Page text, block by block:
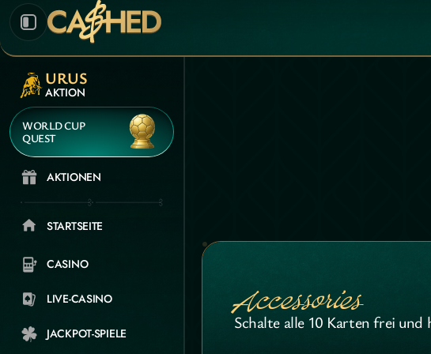
URUS
AKTION
WORLD CUP
QUEST
AKTIONEN
STARTSEITE
CASINO
LIVE-CASINO
JACKPOT-SPIELE
Accessories
Schalte alle 10 Karten frei und